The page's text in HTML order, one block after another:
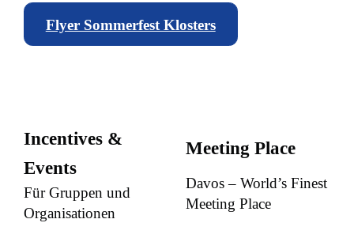
Flyer Sommerfest Klosters
Incentives &
Events
Für Gruppen und
Organisationen
Meeting Place
Davos – World’s Finest
Meeting Place